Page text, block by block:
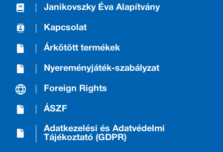
Janikovszky Éva Alapítvány
Kapcsolat
Árkötött termékek
Nyereményjáték-szabályzat
Foreign Rights
ÁSZF
Adatkezelési és Adatvédelmi
Tájékoztató (GDPR)